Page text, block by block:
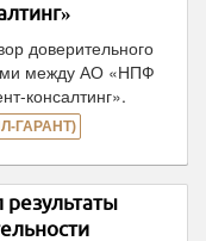
доверительного
между АО «НПФ
консалтинг».
ГАРАНТ)